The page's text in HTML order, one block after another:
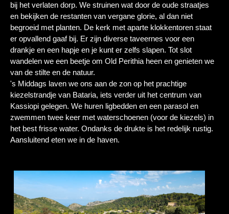
bij het verlaten dorp. We struinen wat door de oude straatjes
en bekijken de restanten van vergane glorie, al dan niet
begroeid met planten. De kerk met aparte klokkentoren staat
er opvallend gaaf bij. Er zijn diverse taveernes voor een
drankje en een hapje en je kunt er zelfs slapen. Tot slot
wandelen we een beetje om Old Perithia heen en genieten we
van de stilte en de natuur.
's Middags laven we ons aan de zon op het prachtige
kiezelstrandje van Bataria, iets verder uit het centrum van
Kassiopi gelegen. We huren ligbedden en een parasol en
zwemmen twee keer met waterschoenen (voor de kiezels) in
het best frisse water. Ondanks de drukte is het redelijk rustig.
Aansluitend eten we in de haven.